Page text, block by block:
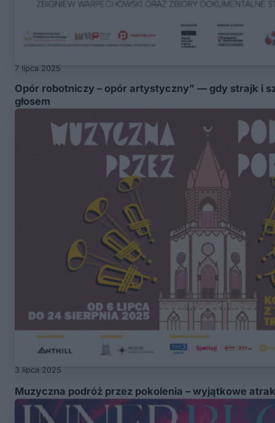
7 lipca 2025
Opór robotniczy – opór artystyczny” — gdy strajk i
głosem
3 lipca 2025
Muzyczna podróż przez pokolenia – wyjątkowe